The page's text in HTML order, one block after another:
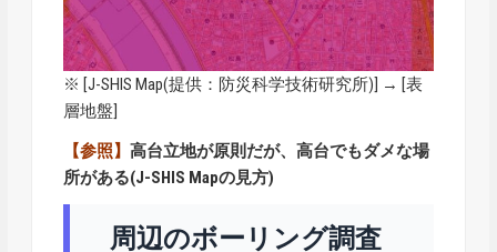
※ [J-SHIS Map(提供：防災科学技術研究所)] → [表
層地盤]
【参照】高台立地が原則だが、高台でもダメな場
所がある(J-SHIS Mapの見方)
周辺のボーリング調査